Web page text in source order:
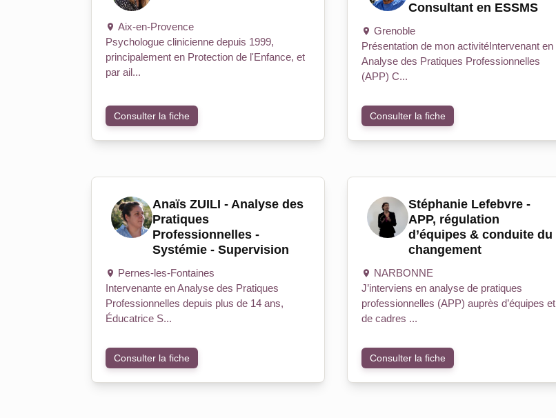
Aix-en-Provence
Psychologue clinicienne depuis 1999,
principalement en Protection de l'Enfance, et
par ail...
Consulter la fiche
Consultant en ESSMS
Grenoble
Présentation de mon activitéIntervenant en
Analyse des Pratiques Professionnelles
(APP) C...
Consulter la fiche
Anaïs ZUILI - Analyse des
Pratiques
Professionnelles -
Systémie - Supervision
Pernes-les-Fontaines
Intervenante en Analyse des Pratiques
Professionnelles depuis plus de 14 ans,
Éducatrice S...
Consulter la fiche
Stéphanie Lefebvre -
APP, régulation
d’équipes & conduite du
changement
NARBONNE
J’interviens en analyse de pratiques
professionnelles (APP) auprès d’équipes et
de cadres ...
Consulter la fiche